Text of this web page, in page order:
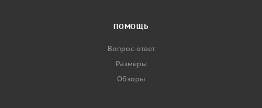
ПОМОЩЬ
Вопрос-ответ
Размеры
Обзоры